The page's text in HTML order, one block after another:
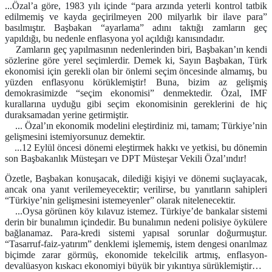
...Özal’a göre, 1983 yılı içinde “para arzında yeterli kontrol tatbik
edilmemiş ve kayda geçirilmeyen 200 milyarlık bir ilave para”
basılmıştır. Başbakan “ayarlama” adını taktığı zamların geç
yapıldığı, bu nedenle enflasyona yol açıldığı kanısındadır.
Zamların geç yapılmasının nedenlerinden biri, Başbakan’ın kendi
sözlerine göre yerel seçimlerdir. Demek ki, Sayın Başbakan, Türk
ekonomisi için gerekli olan bir önlemi seçim öncesinde almamış, bu
yüzden enflasyonu körüklemiştir! Buna, bizim az gelişmiş
demokrasimizde “seçim ekonomisi” denmektedir. Özal, IMF
kurallarına uyduğu gibi seçim ekonomisinin gereklerini de hiç
duraksamadan yerine getirmiştir.
... Özal’ın ekonomik modelini eleştirdiniz mi, tamam; Türkiye’nin
gelişmesini istemiyorsunuz demektir.
...12 Eylül öncesi dönemi eleştirmek hakkı ve yetkisi, bu dönemin
son Başbakanlık Müsteşarı ve DPT Müsteşar Vekili Özal’ındır!
Özetle, Başbakan konuşacak, dilediği kişiyi ve dönemi suçlayacak,
ancak ona yanıt verilemeyecektir; verilirse, bu yanıtların sahipleri
“Türkiye’nin gelişmesini istemeyenler” olarak nitelenecektir.
...Oysa görünen köy kılavuz istemez. Türkiye’de bankalar sistemi
derin bir bunalımın içindedir. Bu bunalımın nedeni polisiye öykülere
bağlanamaz. Para-kredi sistemi yapısal sorunlar doğurmuştur.
“Tasarruf-faiz-yatırım” denklemi işlememiş, istem dengesi onarılmaz
biçimde zarar görmüş, ekonomide tekelcilik artmış, enflasyon-
devalüasyon kıskacı ekonomiyi büyük bir yıkıntıya sürüklemiştir…